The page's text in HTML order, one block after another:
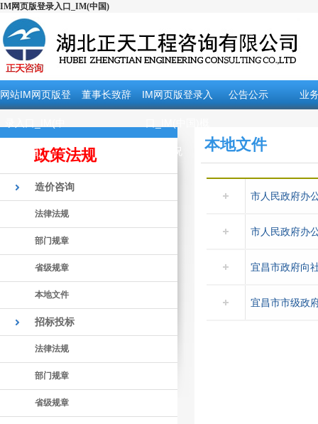
IM网页版登录入口_IM(中国)
网站IM网页版登
国)
董事长致辞 IM网页版登录入
况
公告公示 业
政策法规
造价咨询
法律法规
部门规章
省级规章
本地文件
招标投标
法律法规
部门规章
省级规章
本地文件
市人民政府办
市人民政府办
宜昌市政府向
宜昌市市级政